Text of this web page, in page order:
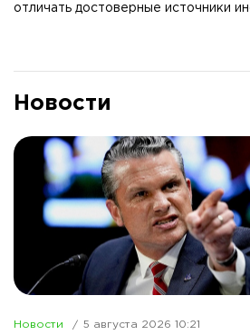
отличать достоверные источники
Новости
Новости 5 августа 2026 10:21